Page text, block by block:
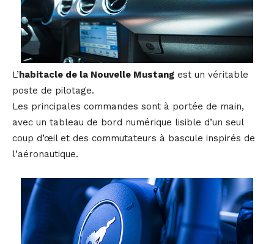
L’habitacle de la Nouvelle Mustang est un véritable
poste de pilotage.
Les principales commandes sont à portée de main,
avec un tableau de bord numérique lisible d’un seul
coup d’œil et des commutateurs à bascule inspirés de
l’aéronautique.